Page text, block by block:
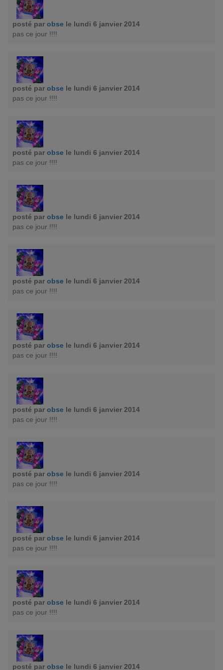
posté par obse le lundi 6 janvier 2014
pas ce jour !!!!
posté par obse le lundi 6 janvier 2014
pas ce jour !!!!
posté par obse le lundi 6 janvier 2014
pas ce jour !!!!
posté par obse le lundi 6 janvier 2014
pas ce jour !!!!
posté par obse le lundi 6 janvier 2014
pas ce jour !!!!
posté par obse le lundi 6 janvier 2014
pas ce jour !!!!
posté par obse le lundi 6 janvier 2014
pas ce jour !!!!
posté par obse le lundi 6 janvier 2014
pas ce jour !!!!
posté par obse le lundi 6 janvier 2014
pas ce jour !!!!
posté par obse le lundi 6 janvier 2014
pas ce jour !!!!
posté par obse le lundi 6 janvier 2014